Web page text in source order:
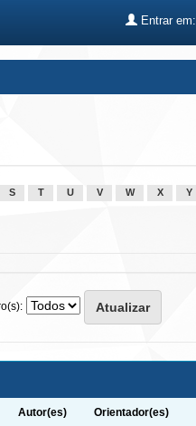
Entrar em:
S T U V W X Y
Autor(es) Orientador(es)